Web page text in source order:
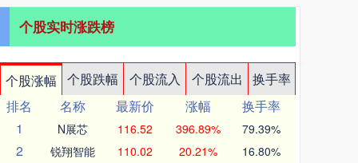
个股实时涨跌榜
个股涨幅 个股跌幅 个股流入 个股流出
换手率
排名
名称 最新价 涨幅
换手率
1
N展芯 116.52 396.89% 79.39%
2 锐翔智能 110.02 20.21% 16.80%